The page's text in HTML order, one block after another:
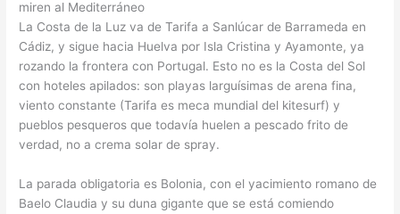
miren al Mediterráneo
La Costa de la Luz va de Tarifa a Sanlúcar de Barrameda en
Cádiz, y sigue hacia Huelva por Isla Cristina y Ayamonte, ya
rozando la frontera con Portugal. Esto no es la Costa del Sol
con hoteles apilados: son playas larguísimas de arena fina,
viento constante (Tarifa es meca mundial del kitesurf) y
pueblos pesqueros que todavía huelen a pescado frito de
verdad, no a crema solar de spray.
La parada obligatoria es Bolonia, con el yacimiento romano de
Baelo Claudia y su duna gigante que se está comiendo